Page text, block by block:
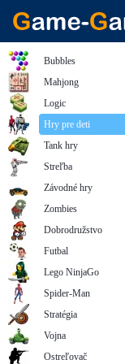
Bubbles
Mahjong
Logic
Hry pre deti
Tank hry
Streľba
Závodné hry
Zombies
Dobrodružstvo
Futbal
Lego NinjaGo
Spider-Man
Stratégia
Vojna
Ostreľovač